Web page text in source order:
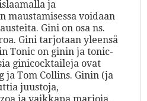
ja
maustamisessa voidaan
Gini on osa ns.
Gini tarjotaan yleensä
Tonic on ginin ja tonic-
ginicocktaileja ovat
ja Tom Collins. Ginin (ja
juustoja,
ja vaikkapa marjoja.